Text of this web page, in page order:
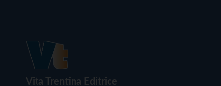
Vita Trentina Editrice